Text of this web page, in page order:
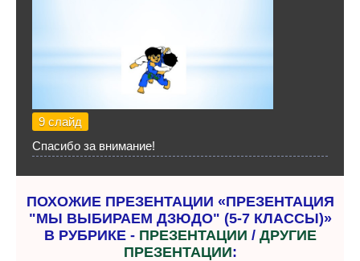
9 слайд
Спасибо за внимание!
ПОХОЖИЕ ПРЕЗЕНТАЦИИ «ПРЕЗЕНТАЦИЯ
"МЫ ВЫБИРАЕМ ДЗЮДО" (5-7 КЛАССЫ)»
В РУБРИКЕ - ПРЕЗЕНТАЦИИ / ДРУГИЕ
ПРЕЗЕНТАЦИИ: